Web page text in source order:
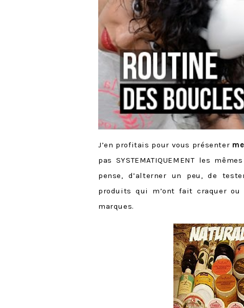
J’en profitais pour vous présenter
pas SYSTEMATIQUEMENT les
pense, d’alterner un peu, de
produits qui m’ont fait craquer
marques.